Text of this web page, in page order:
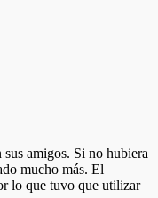
amigos. Si no hubiera
mucho más. El
lo que tuvo que utilizar